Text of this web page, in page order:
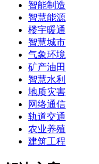
智能制造
智慧能源
楼宇暖通
智慧城市
气象环境
矿产油田
智慧水利
地质灾害
网络通信
轨道交通
农业养殖
建筑工程